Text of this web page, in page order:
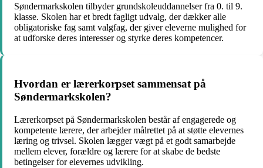
Søndermarkskolen tilbyder grundskoleuddannelser fra 0. til 9.
klasse. Skolen har et bredt fagligt udvalg, der dækker alle
obligatoriske fag samt valgfag, der giver eleverne mulighed for
at udforske deres interesser og styrke deres kompetencer.
Hvordan er lærerkorpset sammensat på
Søndermarkskolen?
Lærerkorpset på Søndermarkskolen består af engagerede og
kompetente lærere, der arbejder målrettet på at støtte elevernes
læring og trivsel. Skolen lægger vægt på et godt samarbejde
mellem elever, forældre og lærere for at skabe de bedste
betingelser for elevernes udvikling.